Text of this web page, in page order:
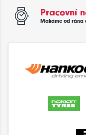
Pracovní
Makáme od rána